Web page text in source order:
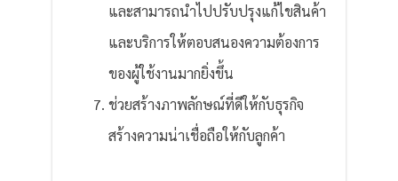
และสามารถนำไปปรับปรุงแก้ไขสินค้า
และบริการให้ตอบสนองความต้องการ
ของผู้ใช้งานมากยิ่งขึ้น
ช่วยสร้างภาพลักษณ์ที่ดีให้กับธุรกิจ
สร้างความน่าเชื่อถือให้กับลูกค้า